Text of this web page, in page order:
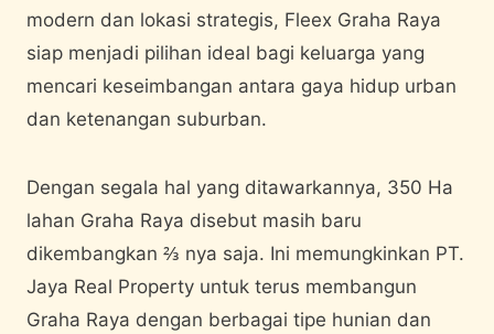
modern dan lokasi strategis, Fleex Graha Raya
siap menjadi pilihan ideal bagi keluarga yang
mencari keseimbangan antara gaya hidup urban
dan ketenangan suburban.
Dengan segala hal yang ditawarkannya, 350 Ha
lahan Graha Raya disebut masih baru
dikembangkan ⅔ nya saja. Ini memungkinkan PT.
Jaya Real Property untuk terus membangun
Graha Raya dengan berbagai tipe hunian dan